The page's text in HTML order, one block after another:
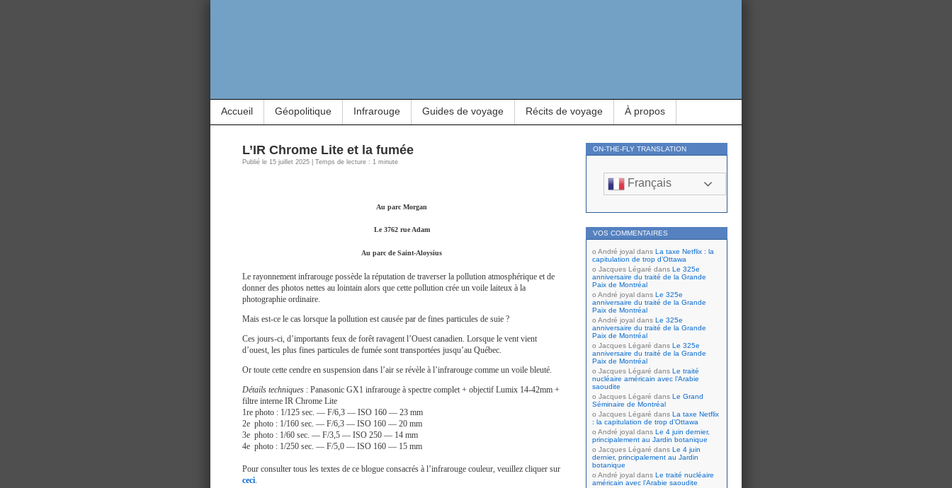
Accueil Géopolitique Infrarouge Guides de voyage Récits de voyage À propos
L’IR Chrome Lite et la fumée
Publié le 15 juillet 2025 | Temps de lecture : 1 minute
Au parc Morgan
Le 3762 rue Adam
Au parc de Saint-Aloysius
Le rayonnement infrarouge possède la réputation de traverser la pollution atmosphérique et de
donner des photos nettes au lointain alors que cette pollution crée un voile laiteux à la
photographie ordinaire.
Mais est-ce le cas lorsque la pollution est causée par de fines particules de suie ?
Ces jours-ci, d’importants feux de forêt ravagent l’Ouest canadien. Lorsque le vent vient
d’ouest, les plus fines particules de fumée sont transportées jusqu’au Québec.
Or toute cette cendre en suspension dans l’air se révèle à l’infrarouge comme un voile bleuté.
Détails techniques : Panasonic GX1 infrarouge à spectre complet + objectif Lumix 14-42mm +
filtre interne IR Chrome Lite
1re photo : 1/125 sec. — F/6,3 — ISO 160 — 23 mm
2e photo : 1/160 sec. — F/6,3 — ISO 160 — 20 mm
3e photo : 1/60 sec. — F/3,5 — ISO 250 — 14 mm
4e photo : 1/250 sec. — F/5,0 — ISO 160 — 15 mm
Pour consulter tous les textes de ce blogue consacrés à l’infrarouge couleur, veuillez cliquer sur
ceci
ON-THE-FLY TRANSLATION
Français
VOS COMMENTAIRES
André joyal dans La taxe Netflix : la
capitulation de trop d’Ottawa
Jacques Légaré dans Le 325e
anniversaire du traité de la Grande
Paix de Montréal
André joyal dans Le 325e
anniversaire du traité de la Grande
Paix de Montréal
André joyal dans Le 325e
anniversaire du traité de la Grande
Paix de Montréal
Jacques Légaré dans Le 325e
anniversaire du traité de la Grande
Paix de Montréal
Jacques Légaré dans Le traité
nucléaire américain avec l’Arabie
saoudite
Jacques Légaré dans Le Grand
Séminaire de Montréal
Jacques Légaré dans La taxe Netflix
: la capitulation de trop d’Ottawa
André joyal dans Le 4 juin dernier,
principalement au Jardin botanique
Jacques Légaré dans Le 4 juin
dernier, principalement au Jardin
botanique
André joyal dans Le traité nucléaire
américain avec l’Arabie saoudite